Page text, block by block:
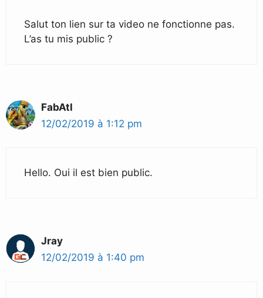
Salut ton lien sur ta video ne fonctionne pas.
L’as tu mis public ?
FabAtl
12/02/2019 à 1:12 pm
Hello. Oui il est bien public.
Jray
12/02/2019 à 1:40 pm